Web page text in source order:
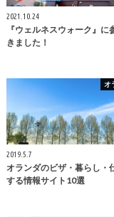
2021.10.24
『ウェルネスウォーク』に
きました！
オ
2019.5.7
オランダのビザ・暮らし・
する情報サイト10選